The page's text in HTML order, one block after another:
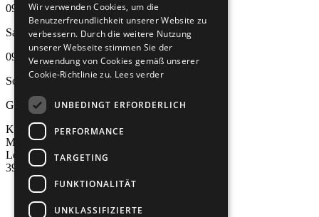
09:00 - 18:00 Uhr
Samstag
09:00 - 13:00 Uhr
Sonntag
Geschlossen
Kontakt
MJC Trucks & Machinery BV
Lodewijk de Raetlaan 3
3900 Pelt, België
info@mjc-trucks.be
FRENCH
Wir verwenden Cookies, um die
Benutzerfreundlichkeit unserer Website zu
verbessern. Durch die weitere Nutzung
unserer Webseite stimmen Sie der
Verwendung von Cookies gemäß unserer
Cookie-Richtlinie zu. Lees verder
UNBEDINGT ERFORDERLICH
PERFORMANCE
TARGETING
FUNKTIONALITÄT
UNKLASSIFIZIERTE